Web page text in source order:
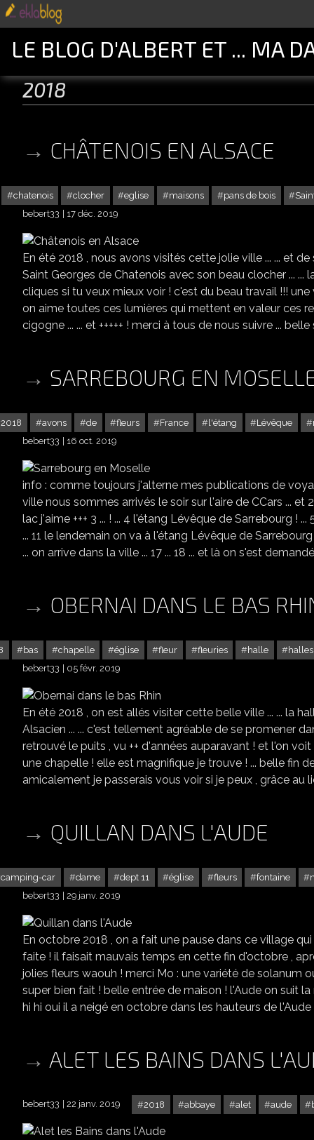
LE BLOG D'ALBERT ET ... MA
2018
CHÂTENOIS EN ALSACE
chatenois clocher eglise maisons pans de bois
bebert33
17 déc. 2019
En été 2018 , nous avons visités cette jolie ville ... ... et de
Saint Georges de Chatenois avec son beau clocher ... ...
cliques si tu veux mieux voir ! c'est du beau travail !!! une
on aime toutes ces lumières qui mettent en valeur ces
cigogne ... ... et +++++ ! merci à tous de nous suivre ...
SARREBOURG EN
2018 avons de fleurs France l'étang Lévêque
bebert33
16 oct. 2019
info : comme toujours j'alterne mes publications de
ville nous sommes arrivés le soir sur l'aire de CCars ...
lac j'aime +++ 3 ... ! ... 4 l'étang Lévêque de Sarrebourg !
... 11 le lendemain on va à l'étang Lévêque de Sarrebourg
... on arrive dans la ville ... 17 ... 18 ... et là on s'est
OBERNAI DANS LE BAS
bas chapelle église fleur fleuries halle
halles
bebert33
05 févr. 2019
En été 2018 , on est allés visiter cette belle ville ... ... la
Alsacien ... ... c'est tellement agréable de se promener
retrouvé le puits , vu ++ d'années auparavant ! et l'on
une chapelle ! elle est magnifique je trouve ! ... belle fin
amicalement je passerais vous voir si je peux , grâce au
QUILLAN DANS L'AUDE
camping-car dame dept 11 église fleurs fontaine
bebert33
29 janv. 2019
En octobre 2018 , on a fait une pause dans ce village
faite ! il faisait mauvais temps en cette fin d'octobre ,
jolies fleurs waouh ! merci Mo : une variété de solanum
super bien fait ! belle entrée de maison ! l'Aude on suit la
hi hi oui il a neigé en octobre dans les hauteurs de
ALET LES BAINS DANS
2018 abbaye alet aude
bebert33 22 janv. 2019